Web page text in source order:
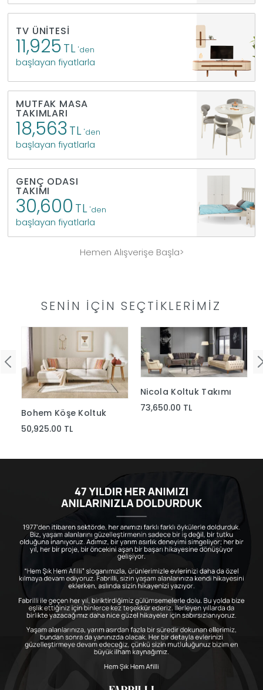
TV ÜNITESI
11,925 TL 'den
başlayan fiyatlarla
MUTFAK MASA
TAKIMLARI
18,563 TL 'den
başlayan fiyatlarla
GENÇ ODASI
TAKIMI
30,600 TL 'den
başlayan fiyatlarla
Hemen Alışverişe Başla>
SENIN İÇIN SEÇTIKLERIMIZ
Bohem Köşe Koltuk
50,925.00 TL
Nicola Koltuk Takımı
73,650.00 TL